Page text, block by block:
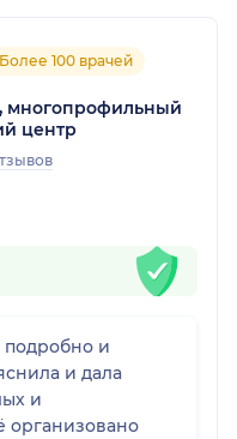
Более 100 врачей
многопрофильный
центр
подробно и
и дала
и
организовано